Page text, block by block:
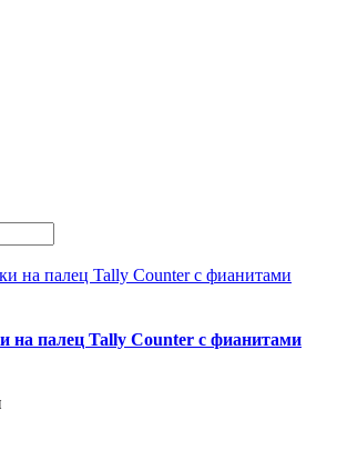
на палец Tally Counter с фианитами